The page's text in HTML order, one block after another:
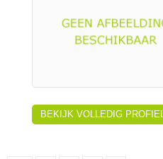
BEKIJK VOLLEDIG PROFIEL